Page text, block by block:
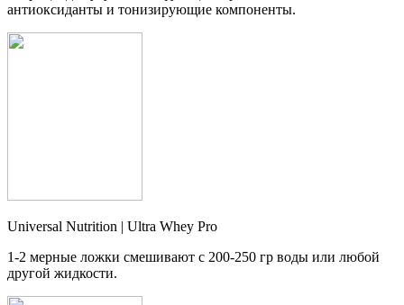
антиоксиданты и тонизирующие компоненты.
Universal Nutrition | Ultra Whey Pro
1-2 мерные ложки смешивают с 200-250 гр воды или любой
другой жидкости.